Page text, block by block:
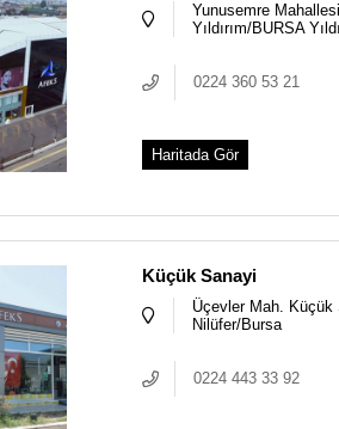
Yunusemre
Yıldırım/BURSA
0224 360 53 21
Haritada Gör
Küçük Sanayi
Üçevler Mah.
Nilüfer/Bursa
0224 443 33 92